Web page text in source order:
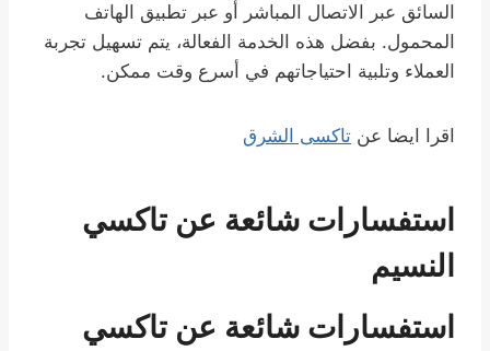
السائق عبر الاتصال المباشر أو عبر تطبيق الهاتف
المحمول. بفضل هذه الخدمة الفعالة، يتم تسهيل تجربة
العملاء وتلبية احتياجاتهم في أسرع وقت ممكن.
اقرا ايضا عن تاكسى الشرق
استفسارات شائعة عن تاكسي
النسيم
استفسارات شائعة عن تاكسي